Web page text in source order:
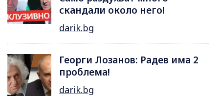
скандали около него!
darik.bg
Георги Лозанов: Радев има 2
проблема!
darik.bg